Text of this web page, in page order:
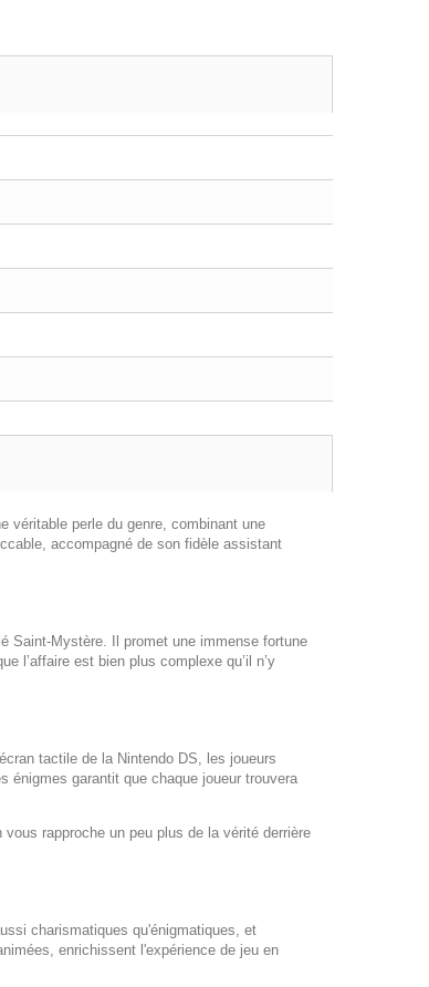
véritable perle du genre, combinant une
accompagné de son fidèle assistant
Saint-Mystère. Il promet une immense fortune
l’affaire est bien plus complexe qu’il n’y
tactile de la Nintendo DS, les joueurs
énigmes garantit que chaque joueur trouvera
rapproche un peu plus de la vérité derrière
charismatiques qu'énigmatiques, et
enrichissent l'expérience de jeu en